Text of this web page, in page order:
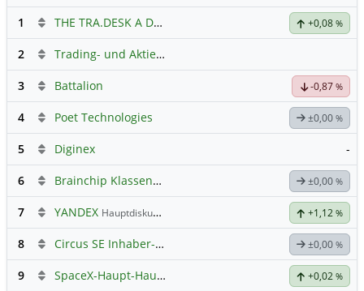
1
THE TRA.DESK A DL-,000001 +0,08 %
2 Trading- und Aktien-Chat
3 Battalion -0,87 %
4 Poet Technologies ±0,00 %
5 Diginex -
6 Brainchip Klassengruppe ±0,00 %
7 YANDEX Hauptdiskussion +1,12 %
8 Circus SE Inhaber-Akt ±0,00 %
9 SpaceX-Haupt-Hauptforum +0,02 %